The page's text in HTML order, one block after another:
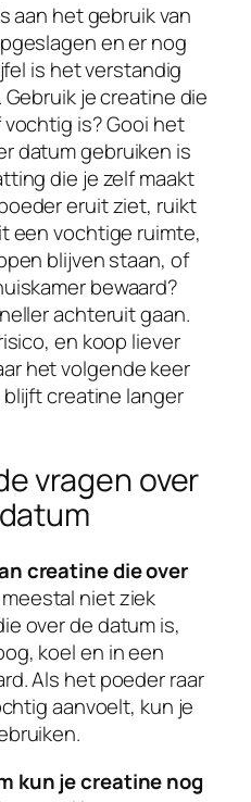
aan het gebruik van
en er nog
is het verstandig
je creatine die
is? Gooi het
datum gebruiken is
die je zelf maakt
eruit ziet, ruikt
een vochtige ruimte,
blijven staan, of
bewaard?
achteruit gaan.
en koop liever
het volgende keer
creatine langer
vragen over
creatine die over
niet ziek
over de datum is,
koel en in een
Als het poeder raar
aanvoelt, kun je
kun je creatine nog